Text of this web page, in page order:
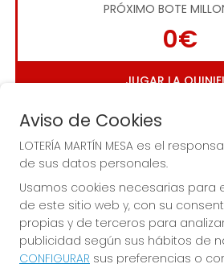
PRÓXIMO BOTE
0€
JUGAR LA
Imagen anterior
Aviso de Cookies
LOTERÍA MARTÍN MESA es el
de sus datos personales.
Usamos cookies necesarias para
de este sitio web y, con su
propias y de terceros para
publicidad según sus hábitos de
CONFIGURAR sus preferencias o